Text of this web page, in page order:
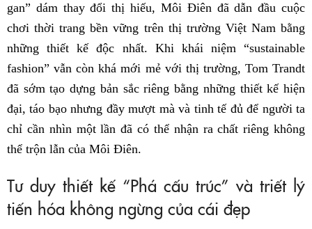
gan” dám thay đổi thị hiếu, Môi Điên đã dẫn đầu cuộc
chơi thời trang bền vững trên thị trường Việt Nam bằng
những thiết kế độc nhất. Khi khái niệm “sustainable
fashion” vẫn còn khá mới mẻ với thị trường, Tom Trandt
đã sớm tạo dựng bản sắc riêng bằng những thiết kế hiện
đại, táo bạo nhưng đầy mượt mà và tinh tế đủ để người ta
chỉ cần nhìn một lần đã có thể nhận ra chất riêng không
thể trộn lẫn của Môi Điên.
Tư duy thiết kế “Phá cấu trúc” và triết lý
tiến hóa không ngừng của cái đẹp